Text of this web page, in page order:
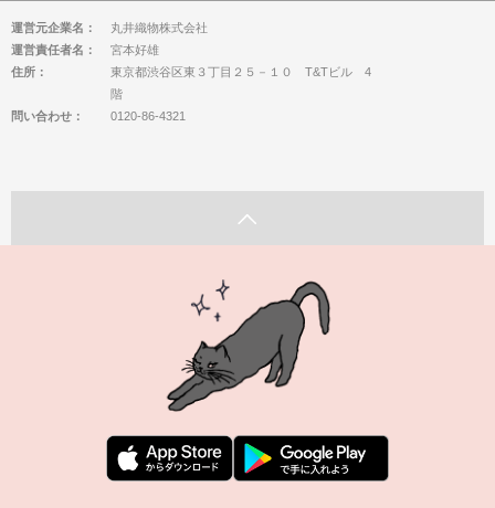
運営元企業名：
丸井織物株式会社
運営責任者名：
宮本好雄
住所：
東京都渋谷区東３丁目２５－１０ T&Tビル 4
階
問い合わせ：
0120-86-4321